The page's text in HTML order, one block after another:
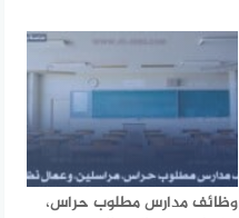
وظائف مدارس مطلوب حراس،